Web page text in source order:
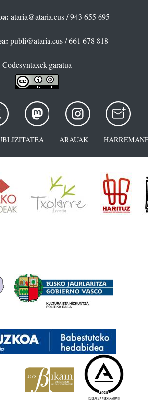
ataria@ataria.eus/ 943 655 695
publi@ataria.eus/ 661 678 818
Codesyntaxek garatua
ARAUAK